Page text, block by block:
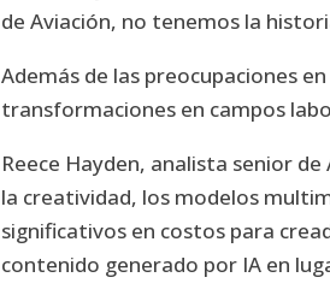
de Aviación, no tenemos la
Además de las preocupaciones
transformaciones en campos
Reece Hayden, analista senior
la creatividad, los modelos
significativos en costos para
contenido generado por IA en